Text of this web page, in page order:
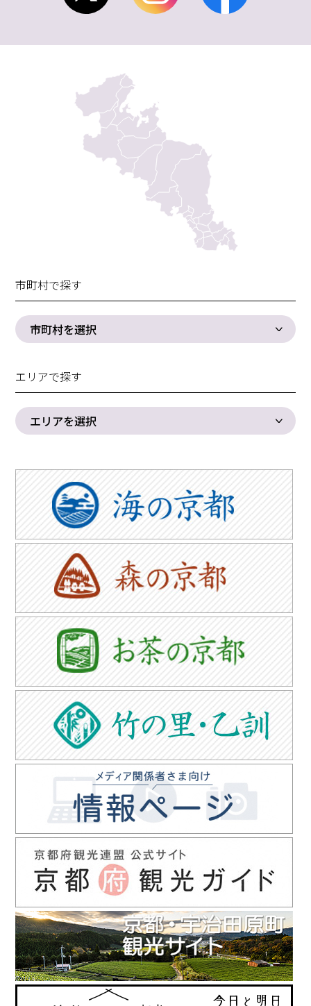
市町村で探す
市町村を選択
エリアで探す
エリアを選択